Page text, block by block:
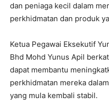
dan peniaga kecil dalam
perkhidmatan dan produk
Ketua Pegawai Eksekutif
Bhd Mohd Yunus Apil
dapat membantu
perkhidmatan mereka
yang mula kembali stabil.